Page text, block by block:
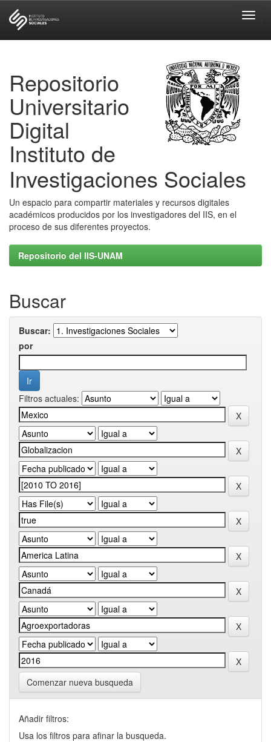
Repositorio
Universitario
Digital
Instituto de
Investigaciones Sociales
Un espacio para compartir materiales y recursos digitales
académicos producidos por los investigadores del IIS, en el
proceso de sus diferentes proyectos.
Repositorio del IIS-UNAM
Buscar
Buscar:
por
Filtros actuales:
Comenzar nueva busqueda
Añadir filtros:
Usa los filtros para afinar la busqueda.